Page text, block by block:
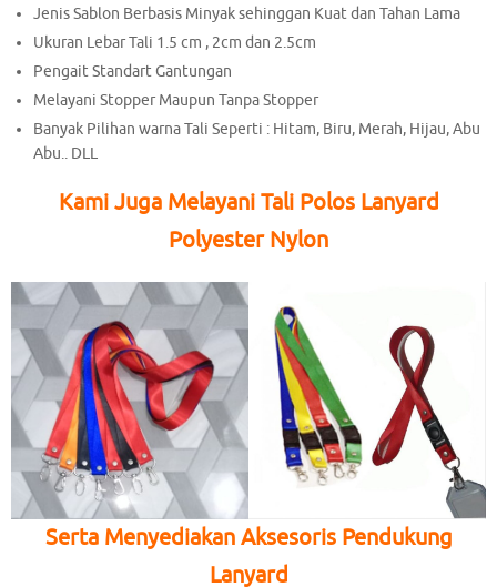
Jenis Sablon Berbasis Minyak sehinggan Kuat dan Tahan Lama
Ukuran Lebar Tali 1.5 cm , 2cm dan 2.5cm
Pengait Standart Gantungan
Melayani Stopper Maupun Tanpa Stopper
Banyak Pilihan warna Tali Seperti : Hitam, Biru, Merah, Hijau, Abu
Abu.. DLL
Kami Juga Melayani Tali Polos Lanyard
Polyester Nylon
Serta Menyediakan Aksesoris Pendukung
Lanyard